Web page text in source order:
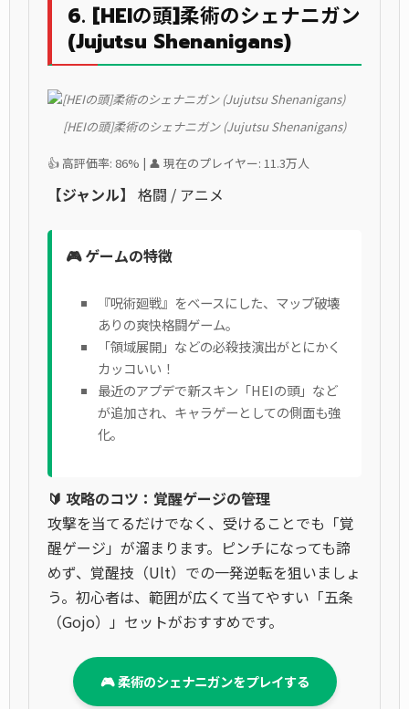
6. [HEIの頭]柔術のシェナニガン
(Jujutsu Shenanigans)
[HEIの頭]柔術のシェナニガン (Jujutsu Shenanigans)
👍 高評価率: 86% | 👤 現在のプレイヤー: 11.3万人
【ジャンル】 格闘 / アニメ
🎮 ゲームの特徴
『呪術廻戦』をベースにした、マップ破壊
ありの爽快格闘ゲーム。
「領域展開」などの必殺技演出がとにかく
カッコいい！
最近のアプデで新スキン「HEIの頭」など
が追加され、キャラゲーとしての側面も強
化。
🔰 攻略のコツ：覚醒ゲージの管理
攻撃を当てるだけでなく、受けることでも「覚
醒ゲージ」が溜まります。ピンチになっても諦
めず、覚醒技（Ult）での一発逆転を狙いましょ
う。初心者は、範囲が広くて当てやすい「五条
（Gojo）」セットがおすすめです。
🎮 柔術のシェナニガンをプレイする